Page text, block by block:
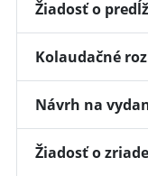
Žiadosť o
Kolaudačné
Návrh na
Žiadosť o